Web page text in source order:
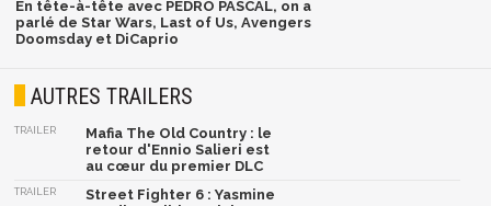
En tête-à-tête avec PEDRO PASCAL, on a
parlé de Star Wars, Last of Us, Avengers
Doomsday et DiCaprio
AUTRES TRAILERS
TRAILER
Mafia The Old Country : le
retour d'Ennio Salieri est
au cœur du premier DLC
TRAILER
Street Fighter 6 : Yasmine